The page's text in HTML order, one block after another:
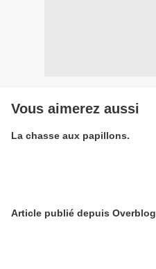
Vous aimerez aussi
La chasse aux papillons.
Article publié depuis Overblog